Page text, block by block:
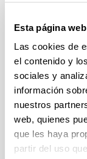
Esta página
Las cookies de
el contenido y
sociales y
información
nuestros
web, quienes
que les haya
partir del uso
sociedad alavesa
Sin trámite
La UPV/EHU
presentación de
a las 15:00 horas.
Convocatoria
2021
Trámite abierto